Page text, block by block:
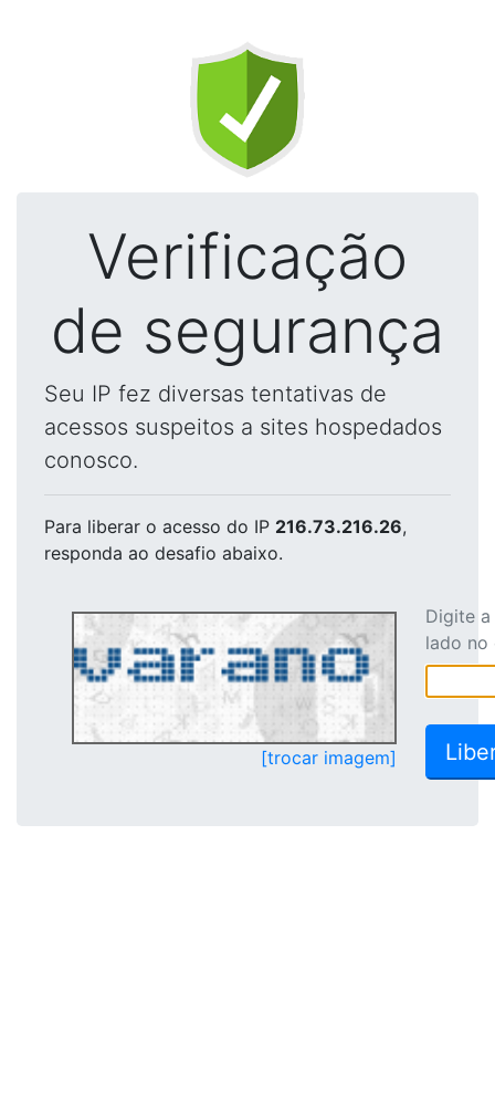
Verificação
de segurança
Seu IP fez diversas tentativas de
acessos suspeitos a sites hospedados
conosco.
Para liberar o acesso do IP 216.73.216.26,
responda ao desafio abaixo.
[trocar imagem]
Digite
lado no